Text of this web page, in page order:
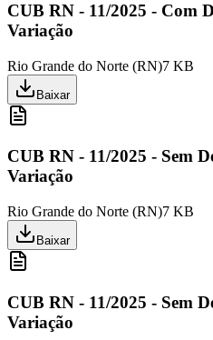
CUB RN - 11/2025 - Com
Variação
Rio Grande do Norte (RN)7 KB
Baixar
CUB RN - 11/2025 - Sem
Variação
Rio Grande do Norte (RN)7 KB
Baixar
CUB RN - 11/2025 - Sem
Variação